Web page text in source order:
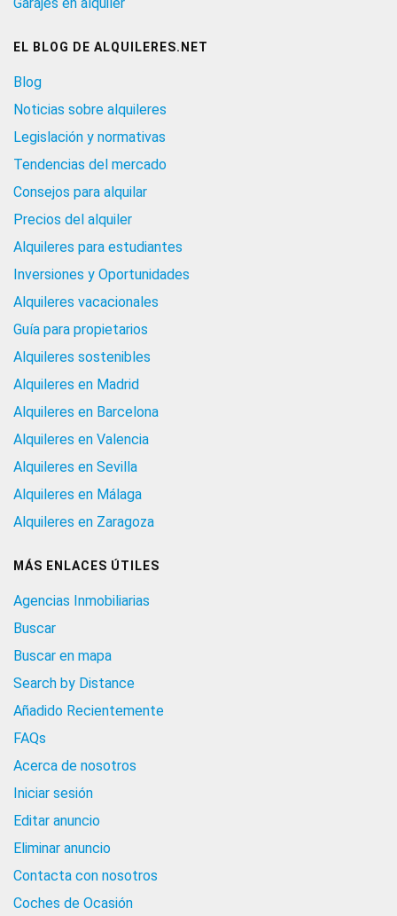
EL BLOG DE ALQUILERES.NET
Blog
Noticias sobre alquileres
Legislación y normativas
Tendencias del mercado
Consejos para alquilar
Precios del alquiler
Alquileres para estudiantes
Inversiones y Oportunidades
Alquileres vacacionales
Guía para propietarios
Alquileres sostenibles
Alquileres en Madrid
Alquileres en Barcelona
Alquileres en Valencia
Alquileres en Sevilla
Alquileres en Málaga
Alquileres en Zaragoza
MÁS ENLACES ÚTILES
Agencias Inmobiliarias
Buscar
Buscar en mapa
Search by Distance
Añadido Recientemente
FAQs
Acerca de nosotros
Iniciar sesión
Editar anuncio
Eliminar anuncio
Contacta con nosotros
Coches de Ocasión